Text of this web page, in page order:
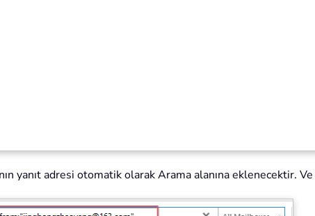
yanıt adresi otomatik olarak Arama alanına eklenecektir.